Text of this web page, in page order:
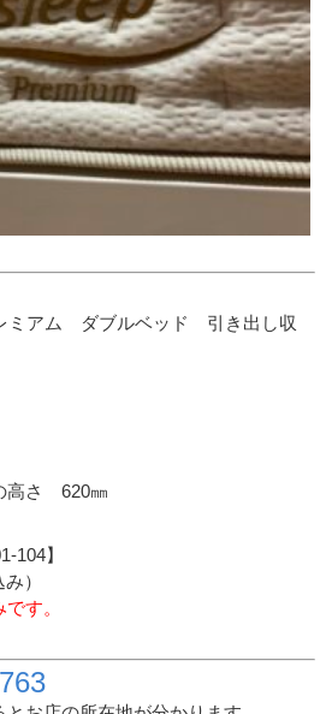
ミアム ダブルベッド 引き出し収
高さ 620㎜
104】
）
す。